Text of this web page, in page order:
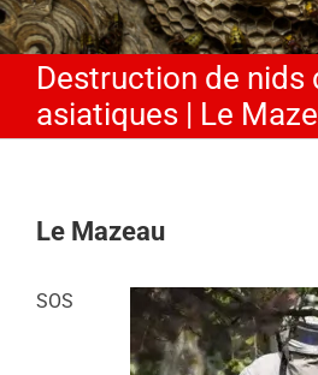
Destruction de nids
asiatiques | Le
Le Mazeau
SOS